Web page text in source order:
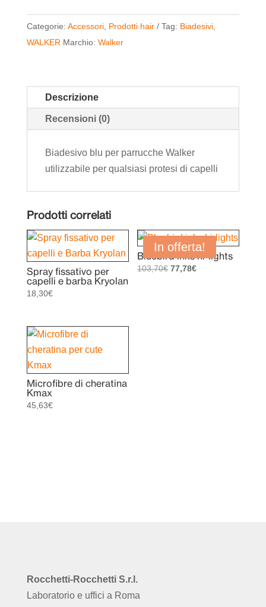
yards
quantità
Categorie: Accessori, Prodotti hair Tag: Biadesivi,
WALKER Marchio: Walker
Descrizione
Recensioni (0)
Biadesivo blu per parrucche Walker
utilizzabile per qualsiasi protesi di capelli
Prodotti correlati
Spray fissativo per
capelli e barba Kryolan
18,30€
In offerta!
Bluebird inks hi-lights
103,70€ Il
77,78€Il
Microfibre di cheratina
Kmax
45,63€
Rocchetti-Rocchetti S.r.l.
Laboratorio e uffici a Roma